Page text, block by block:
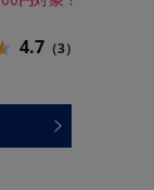
4.7 （3）